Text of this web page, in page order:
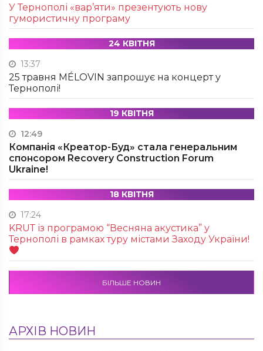
У Тернополі «вар’яти» презентують нову
гумористичну програму
24 КВІТНЯ
13:37
25 травня MÉLOVIN запрошує на концерт у
Тернополі!
19 КВІТНЯ
12:49
Компанія «Креатор-Буд» стала генеральним
спонсором Recovery Construction Forum
Ukraine!
18 КВІТНЯ
17:24
KRUТ із програмою “Весняна акустика” у
Тернополі в рамках туру містами Заходу України!
БІЛЬШЕ НОВИН
АРХІВ НОВИН